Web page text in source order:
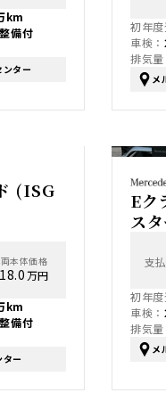
km
備付
ター
初年度
車検：
排気量
メ
(ISG
本体価格
万円
km
備付
ー
Eク
ス
支
初年度
車検：
排気量
メ